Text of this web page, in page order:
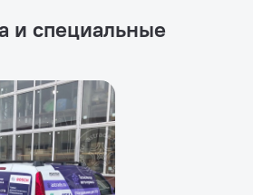
и специальные